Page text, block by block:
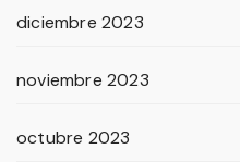
diciembre 2023
noviembre 2023
octubre 2023